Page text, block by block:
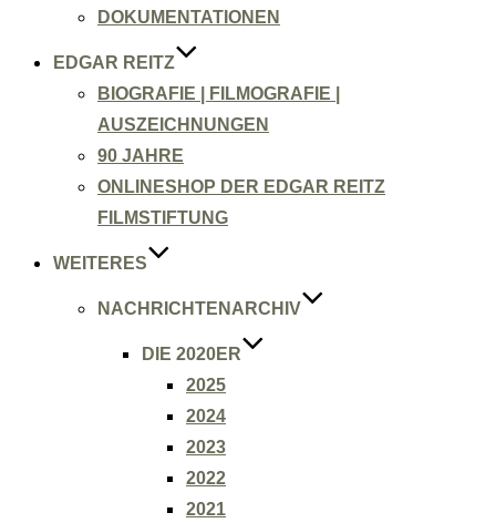
DOKUMENTATIONEN
EDGAR REITZ
BIOGRAFIE | FILMOGRAFIE |
AUSZEICHNUNGEN
90 JAHRE
ONLINESHOP DER EDGAR REITZ
FILMSTIFTUNG
WEITERES
NACHRICHTENARCHIV
DIE 2020ER
2025
2024
2023
2022
2021